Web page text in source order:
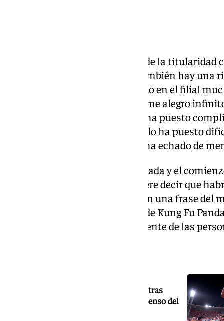
Sobre la rivalidad en la disputa de la titularidad
vestuario, aclara: «Sí, encima también hay una
ejemplo, con Muri, hemos estado en el filial
él, él sabe lo que he pasado yo y me alegro
tantos compañeros. Niño se lo ha puesto
puesto difícil a Niño y Eneko se lo ha puesto
salido han dado la talla y no se ha echado de
Con la finalización de la temporada y el
despachos continúa, lo que quiere decir que
que lleguen: «Voy a contestar con una frase del
que es un regalo’, como la frase de Kung Fu
plazo e intentamos vivir el presente de las
Chupe se disculpa ante el sevillismo tras
algunos cánticos polémicos en el ascenso del